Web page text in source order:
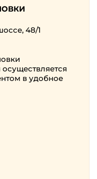
48/1
в удобное